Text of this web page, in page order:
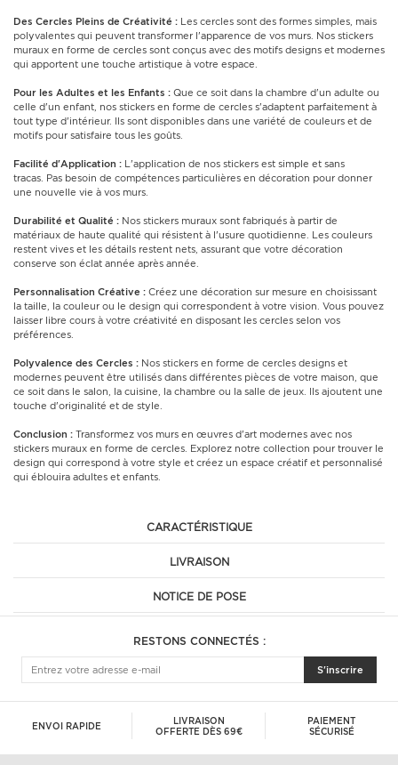
Des Cercles Pleins de Créativité : Les cercles sont des formes simples, mais
polyvalentes qui peuvent transformer l'apparence de vos murs. Nos stickers
muraux en forme de cercles sont conçus avec des motifs designs et modernes
qui apportent une touche artistique à votre espace.
Pour les Adultes et les Enfants : Que ce soit dans la chambre d'un adulte ou
celle d'un enfant, nos stickers en forme de cercles s'adaptent parfaitement à
tout type d'intérieur. Ils sont disponibles dans une variété de couleurs et de
motifs pour satisfaire tous les goûts.
Facilité d'Application : L'application de nos stickers est simple et sans
tracas. Pas besoin de compétences particulières en décoration pour donner
une nouvelle vie à vos murs.
Durabilité et Qualité : Nos stickers muraux sont fabriqués à partir de
matériaux de haute qualité qui résistent à l'usure quotidienne. Les couleurs
restent vives et les détails restent nets, assurant que votre décoration
conserve son éclat année après année.
Personnalisation Créative : Créez une décoration sur mesure en choisissant
la taille, la couleur ou le design qui correspondent à votre vision. Vous pouvez
laisser libre cours à votre créativité en disposant les cercles selon vos
préférences.
Polyvalence des Cercles : Nos stickers en forme de cercles designs et
modernes peuvent être utilisés dans différentes pièces de votre maison, que
ce soit dans le salon, la cuisine, la chambre ou la salle de jeux. Ils ajoutent une
touche d'originalité et de style.
Conclusion : Transformez vos murs en œuvres d'art modernes avec nos
stickers muraux en forme de cercles. Explorez notre collection pour trouver le
design qui correspond à votre style et créez un espace créatif et personnalisé
qui éblouira adultes et enfants.
CARACTÉRISTIQUE
LIVRAISON
NOTICE DE POSE
RESTONS CONNECTÉS :
S'inscrire
ENVOI RAPIDE
LIVRAISON
OFFERTE DÈS 69€
PAIEMENT
SÉCURISÉ